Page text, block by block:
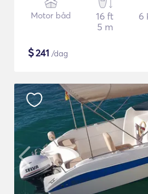
Motor båd
16 ft
5 m
6
$241 /dag